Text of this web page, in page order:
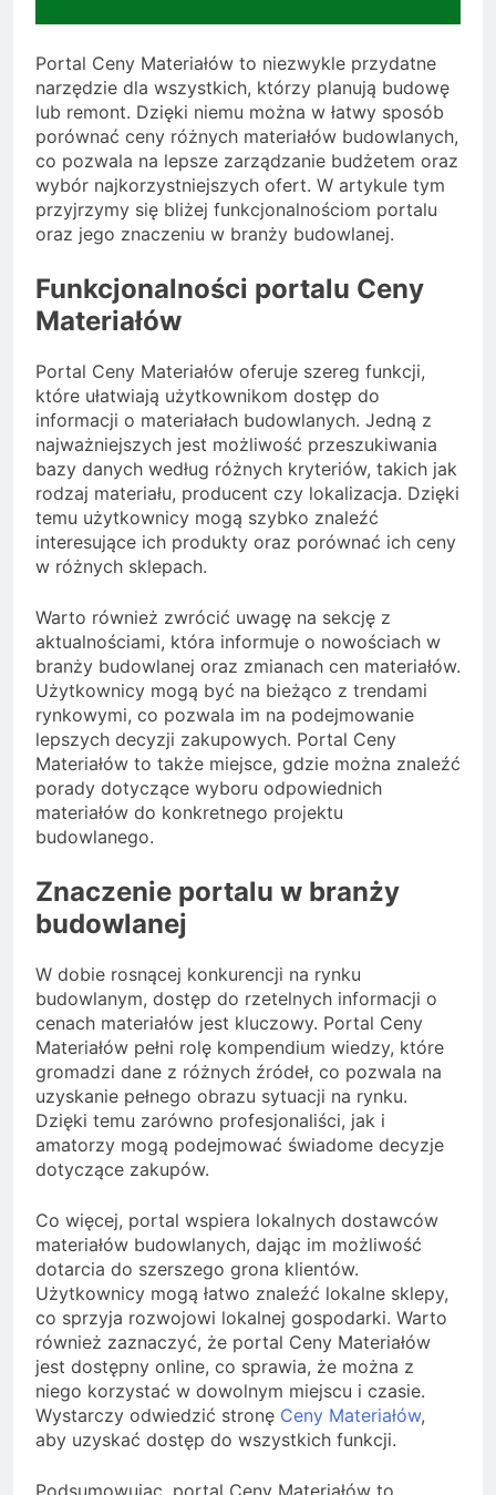
Portal Ceny Materiałów to niezwykle przydatne
narzędzie dla wszystkich, którzy planują budowę
lub remont. Dzięki niemu można w łatwy sposób
porównać ceny różnych materiałów budowlanych,
co pozwala na lepsze zarządzanie budżetem oraz
wybór najkorzystniejszych ofert. W artykule tym
przyjrzymy się bliżej funkcjonalnościom portalu
oraz jego znaczeniu w branży budowlanej.
Funkcjonalności portalu Ceny
Materiałów
Portal Ceny Materiałów oferuje szereg funkcji,
które ułatwiają użytkownikom dostęp do
informacji o materiałach budowlanych. Jedną z
najważniejszych jest możliwość przeszukiwania
bazy danych według różnych kryteriów, takich jak
rodzaj materiału, producent czy lokalizacja. Dzięki
temu użytkownicy mogą szybko znaleźć
interesujące ich produkty oraz porównać ich ceny
w różnych sklepach.
Warto również zwrócić uwagę na sekcję z
aktualnościami, która informuje o nowościach w
branży budowlanej oraz zmianach cen materiałów.
Użytkownicy mogą być na bieżąco z trendami
rynkowymi, co pozwala im na podejmowanie
lepszych decyzji zakupowych. Portal Ceny
Materiałów to także miejsce, gdzie można znaleźć
porady dotyczące wyboru odpowiednich
materiałów do konkretnego projektu
budowlanego.
Znaczenie portalu w branży
budowlanej
W dobie rosnącej konkurencji na rynku
budowlanym, dostęp do rzetelnych informacji o
cenach materiałów jest kluczowy. Portal Ceny
Materiałów pełni rolę kompendium wiedzy, które
gromadzi dane z różnych źródeł, co pozwala na
uzyskanie pełnego obrazu sytuacji na rynku.
Dzięki temu zarówno profesjonaliści, jak i
amatorzy mogą podejmować świadome decyzje
dotyczące zakupów.
Co więcej, portal wspiera lokalnych dostawców
materiałów budowlanych, dając im możliwość
dotarcia do szerszego grona klientów.
Użytkownicy mogą łatwo znaleźć lokalne sklepy,
co sprzyja rozwojowi lokalnej gospodarki. Warto
również zaznaczyć, że portal Ceny Materiałów
jest dostępny online, co sprawia, że można z
niego korzystać w dowolnym miejscu i czasie.
Wystarczy odwiedzić stronę Ceny Materiałów,
aby uzyskać dostęp do wszystkich funkcji.
Podsumowując, portal Ceny Materiałów to